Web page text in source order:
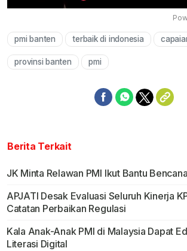
pmi banten terbaik di indonesia
provinsi banten pmi
Berita Terkait
JK Minta Relawan PMI Ikut Bantu
APJATI Desak Evaluasi Seluruh Kinerja
Catatan Perbaikan Regulasi
Kala Anak-Anak PMI di Malaysia Dapat
Literasi Digital